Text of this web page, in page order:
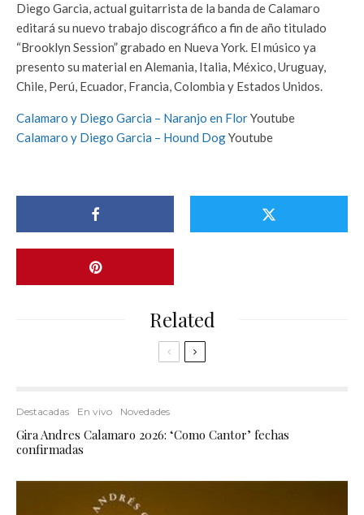
Diego Garcia, actual guitarrista de la banda de Calamaro
editará su nuevo trabajo discográfico a fin de año titulado
“Brooklyn Session” grabado en Nueva York. El músico ya
presento su material en Alemania, Italia, México, Uruguay,
Chile, Perú, Ecuador, Francia, Colombia y Estados Unidos.
Calamaro y Diego Garcia – Naranjo en FlorYoutube
Calamaro y Diego Garcia – Hound DogYoutube
Related
Destacadas En vivo Novedades
Gira Andres Calamaro 2026: ‘Como Cantor’ fechas
confirmadas